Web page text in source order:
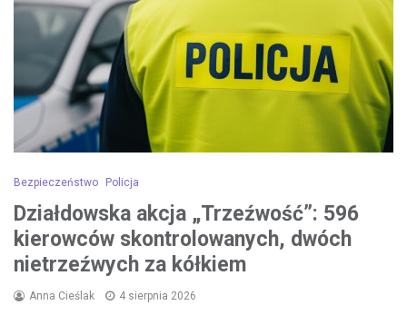
Bezpieczeństwo Policja
Działdowska akcja „Trzeźwość”: 596
kierowców skontrolowanych, dwóch
nietrzeźwych za kółkiem
Anna Cieślak 4 sierpnia 2026